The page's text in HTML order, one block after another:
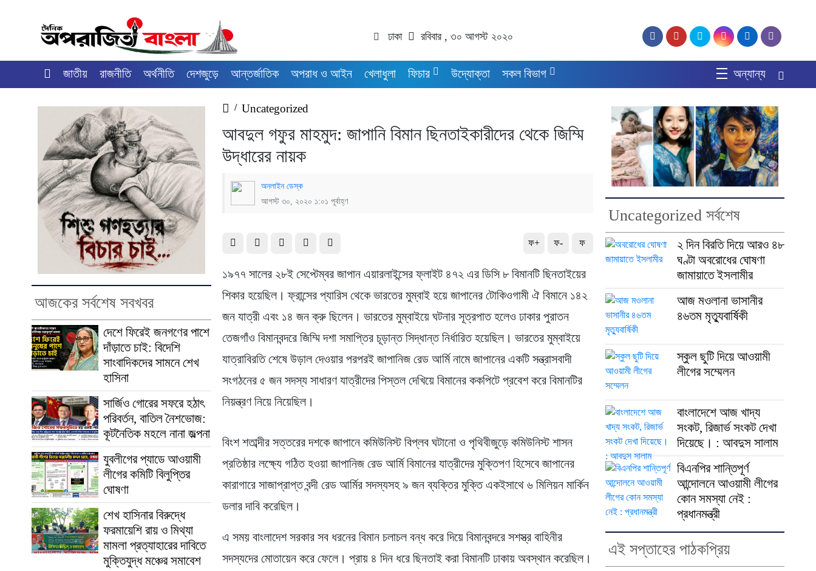
ঢাকা রবিবার , ৩০ আগস্ট ২০২০
জাতীয় রাজনীতি অর্থনীতি দেশজুড়ে আন্তর্জাতিক অপরাধ ও আইন খেলাধুলা ফিচার উদ্যোক্তা সকল বিভাগ অন্যান্য
আজকের সর্বশেষ সবখবর
দেশে ফিরেই জনগণের পাশে
দাঁড়াতে চাই: বিদেশি
সাংবাদিকদের সামনে শেখ
হাসিনা
সার্জিও গোরের সফরে হঠাৎ
পরিবর্তন, বাতিল নৈশভোজ:
কূটনৈতিক মহলে নানা জল্পনা
যুবলীগের প্যাডে আওয়ামী
লীগের কমিটি বিলুপ্তির
ঘোষণা
শেখ হাসিনার বিরুদ্ধে
ফরমায়েশি রায় ও মিথ্যা
মামলা প্রত্যাহারের দাবিতে
মুক্তিযুদ্ধ মঞ্চের সমাবেশ
/Uncategorized
আবদুল গফুর মাহমুদ: জাপানি বিমান ছিনতাইকারীদের থেকে জিম্মি
উদ্ধারের নায়ক
অনলাইন ডেস্ক
আগস্ট ৩০, ২০২০ ১:০১ পূর্বাহ্ণ
ফ+ ফ- ফ
১৯৭৭ সালের ২৮ই সেপ্টেম্বর জাপান এয়ারলাইন্সের ফ্লাইট ৪৭২ এর ডিসি ৮ বিমানটি ছিনতাইয়ের
শিকার হয়েছিল। ফ্রান্সের প্যারিস থেকে ভারতের মুম্বাই হয়ে জাপানের টোকিওগামী ঐ বিমানে ১৪২
জন যাত্রী এবং ১৪ জন ক্রু ছিলেন। ভারতের মুম্বাইয়ে ঘটনার সূত্রপাত হলেও ঢাকার পুরাতন
তেজগাঁও বিমানবন্দরে জিম্মি দশা সমাপ্তির চূড়ান্ত সিদ্ধান্ত নির্ধারিত হয়েছিল। ভারতের মুম্বাইয়ে
যাত্রাবিরতি শেষে উড়াল দেওয়ার পরপরই জাপানিজ রেড আর্মি নামে জাপানের একটি সন্ত্রাসবাদী
সংগঠনের ৫ জন সদস্য সাধারণ যাত্রীদের পিস্তল দেখিয়ে বিমানের ককপিটে প্রবেশ করে বিমানটির
নিয়ন্ত্রণ নিয়ে নিয়েছিল।
বিংশ শতাব্দীর সত্তরের দশকে জাপানে কমিউনিস্ট বিপ্লব ঘটানো ও পৃথিবীজুড়ে কমিউনিস্ট শাসন
প্রতিষ্ঠার লক্ষ্যে গঠিত হওয়া জাপানিজ রেড আর্মি বিমানের যাত্রীদের মুক্তিপণ হিসেবে জাপানের
কারাগারে সাজাপ্রাপ্ত বন্দী রেড আর্মির সদস্যসহ ৯ জন ব্যক্তির মুক্তি একইসাথে ৬ মিলিয়ন মার্কিন
ডলার দাবি করেছিল।
এ সময় বাংলাদেশ সরকার সব ধরনের বিমান চলাচল বন্ধ করে দিয়ে বিমানবন্দরে সশস্ত্র বাহিনীর
সদস্যদের মোতায়েন করে ফেলে। প্রায় ৪ দিন ধরে ছিনতাই করা বিমানটি ঢাকায় অবস্থান করেছিল।
Uncategorized সর্বশেষ
২ দিন বিরতি দিয়ে আরও ৪৮
ঘণ্টা অবরোধের ঘোষণা
জামায়াতে ইসলামীর
আজ মওলানা ভাসানীর
৪৬তম মৃত্যুবার্ষিকী
স্কুল ছুটি দিয়ে আওয়ামী
লীগের সম্মেলন
বাংলাদেশে আজ খাদ্য
সংকট, রিজার্ভ সংকট দেখা
দিয়েছে। : আবদুস সালাম
বিএনপির শান্তিপূর্ণ
আন্দোলনে আওয়ামী লীগের
কোন সমস্যা নেই :
প্রধানমন্ত্রী
এই সপ্তাহের পাঠকপ্রিয়